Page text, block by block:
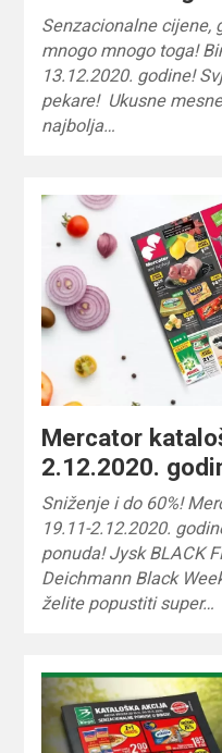
Senzacionalne cijene,
mnogo mnogo toga!
13.12.2020. godine!
pekare! Ukusne
najbolja…
Mercator
2.12.2020.
Sniženje i do 60%!
19.11-2.12.2020.
ponuda! Jysk BLACK
Deichmann Black
želite popustiti super…